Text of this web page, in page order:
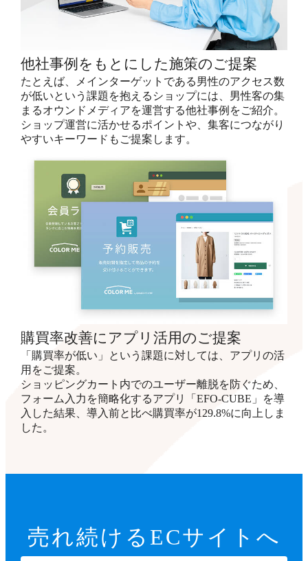
他社事例をもとにした施策のご提案
たとえば、メインターゲットである男性のアクセス数
が低いという課題を抱えるショップには、男性客の集
まるオウンドメディアを運営する他社事例をご紹介。
ショップ運営に活かせるポイントや、集客につながり
やすいキーワードもご提案します。
購買率改善にアプリ活用のご提案
「購買率が低い」という課題に対しては、アプリの活
用をご提案。
ショッピングカート内でのユーザー離脱を防ぐため、
フォーム入力を簡略化するアプリ「EFO-CUBE」を導
入した結果、導入前と比べ購買率が129.8%に向上しま
した。
売れ続ける ECサイトへ